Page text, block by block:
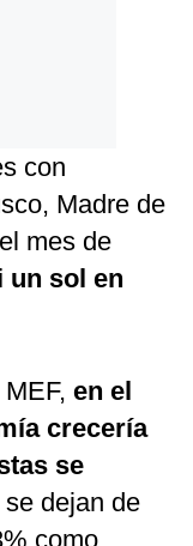
con
Madre de
mes de
un sol en
en el
crecería
se
dejan de
como